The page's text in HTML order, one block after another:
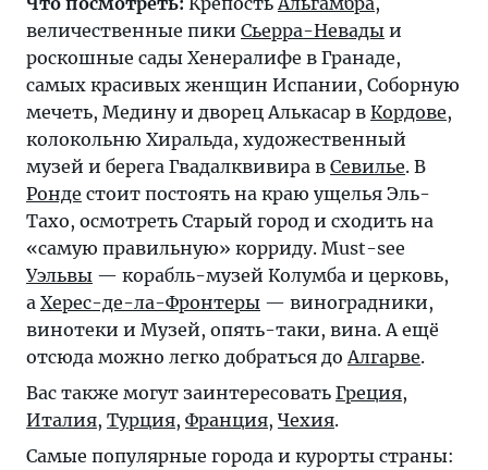
величественные пики Сьерра-Невады и
роскошные сады Хенералифе в Гранаде,
самых красивых женщин Испании, Соборную
мечеть, Медину и дворец Алькасар в Кордове,
колокольню Хиральда, художественный
музей и берега Гвадалквивира в Севилье. В
Ронде стоит постоять на краю ущелья Эль-
Тахо, осмотреть Старый город и сходить на
«самую правильную» корриду. Must-see
Уэльвы — корабль-музей Колумба и церковь,
а Херес-де-ла-Фронтеры — виноградники,
винотеки и Музей, опять-таки, вина. А ещё
отсюда можно легко добраться до Алгарве.
Вас также могут заинтересовать Греция,
Италия, Турция, Франция, Чехия.
Самые популярные города и курорты страны: